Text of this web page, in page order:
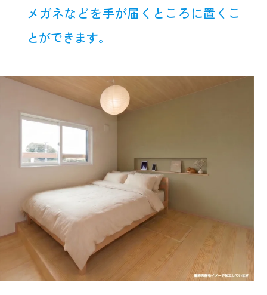
メガネなどを手が届くところに置くこ
とができます。